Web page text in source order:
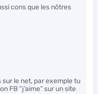
cons que les nôtres
sur le net, par exemple tu
FB “j’aime” sur un site